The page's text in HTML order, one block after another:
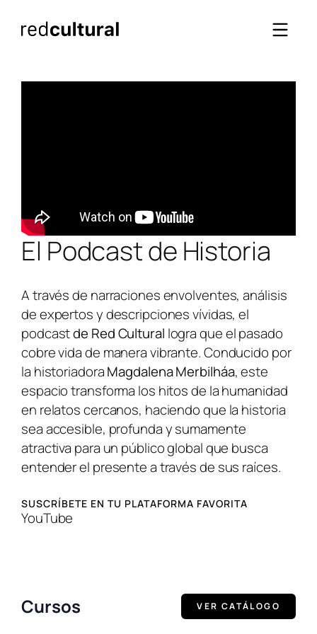
El Podcast de Historia
A través de narraciones envolventes, análisis
de expertos y descripciones vívidas, el
podcastde Red Cultural logra que el pasado
cobre vida de manera vibrante. Conducido por
la historiadoraMagdalena Merbilháa, este
espacio transforma los hitos de la humanidad
en relatos cercanos, haciendo que la historia
sea accesible, profunda y sumamente
atractiva para un público global que busca
entender el presente a través de sus raíces.
SUSCRÍBETE EN TU PLATAFORMA FAVORITA
YouTube
Cursos VER CATÁLOGO